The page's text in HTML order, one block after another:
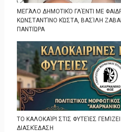
ΜΕΓΆΛΟ ΔΗΜΟΤΙΚΌ ΓΛΈΝΤΙ ΜΕ
ΚΩΝΣΤΑΝΤΊΝΟ ΚΏΣΤΑ, ΒΑΣΊΛΗ
ΠΑΝΤΙΏΡΑ
ΤΟ ΚΑΛΟΚΑΊΡΙ ΣΤΙΣ ΦΥΤΕΊΕΣ
ΔΙΑΣΚΈΔΑΣΗ